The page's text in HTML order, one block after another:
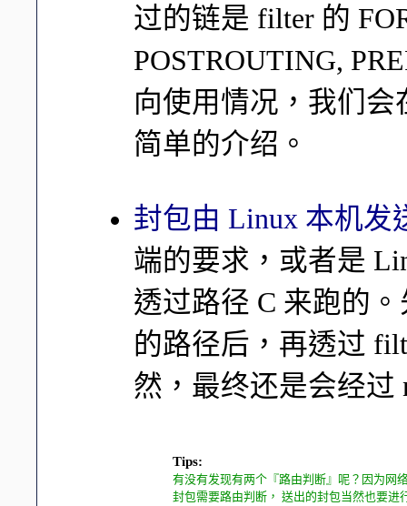
过的链是 filter 的
POSTROUTING,
向使用情况，我们会
简单的介绍。
封包由 Linux 本机发
端的要求，或者是
透过路径 C 来跑的
的路径后，再透过
然，最终还是会经过
Tips:
有没有发现有两个『路由判断』呢？因为网
封包需要路由判断， 送出的封包当然也要